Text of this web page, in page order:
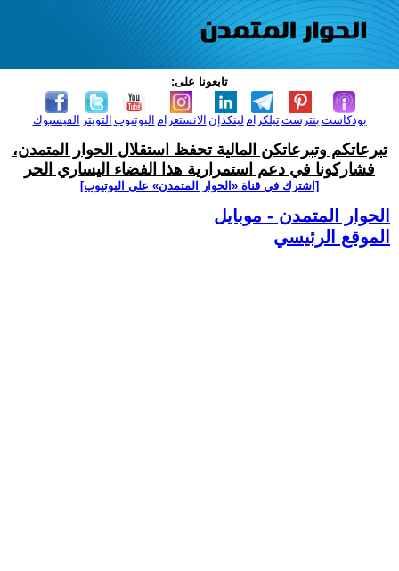
تابعونا على:
الفيسبوك التويتر اليوتيوب الانستغرام لينكدإن تيلكرامبنترست بودكاست
تبرعاتكم وتبرعاتكن المالية تحفظ استقلال الحوار المتمدن،
فشاركونا في دعم استمرارية هذا الفضاء اليساري الحر
[اشترك في قناة ‫«الحوار المتمدن» على اليوتيوب]
الحوار المتمدن - موبايل
الموقع الرئيسي